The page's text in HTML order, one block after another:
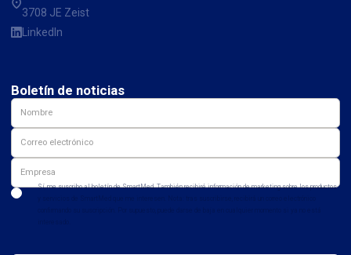
3708 JE Zeist
LinkedIn
Boletín de noticias
Sí, me suscribo al boletín de SmartMed. También recibiré información de marketing sobre los productos